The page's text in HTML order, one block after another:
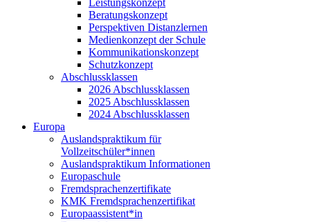
Leistungskonzept
Beratungskonzept
Perspektiven Distanzlernen
Medienkonzept der Schule
Kommunikationskonzept
Schutzkonzept
Abschlussklassen
2026 Abschlussklassen
2025 Abschlussklassen
2024 Abschlussklassen
Europa
Auslandspraktikum für
Vollzeitschüler*innen
Auslandspraktikum Informationen
Europaschule
Fremdsprachenzertifikate
KMK Fremdsprachenzertifikat
Europaassistent*in